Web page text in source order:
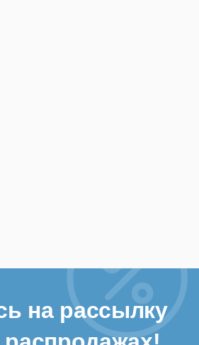
на рассылку